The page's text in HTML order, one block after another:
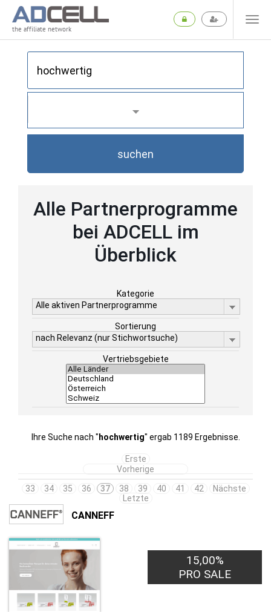
the affiliate network
suchen
Alle Partnerprogramme
bei ADCELL im
Überblick
Kategorie
Alle aktiven Partnerprogramme
Sortierung
nach Relevanz (nur Stichwortsuche)
Vertriebsgebiete
Ihre Suche nach " hochwertig" ergab 1189 Ergebnisse.
Erste
Vorherige
33
34 35 36 37 38 39 40 41 42
Nächste
Letzte
CANNEFF
15,00%
PRO SALE